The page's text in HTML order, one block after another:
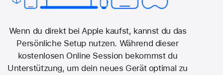
Wenn du direkt bei Apple kaufst, kannst du das
Persönliche Setup nutzen. Während dieser
kostenlosen Online Session bekommst du
Unterstützung, um dein neues Gerät optimal zu